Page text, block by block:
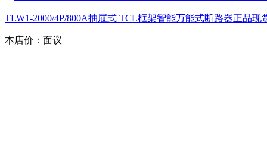
TLW1-2000/4P/800A抽屉式 TCL框架智能万能式断路器正品现
本店价： 面议